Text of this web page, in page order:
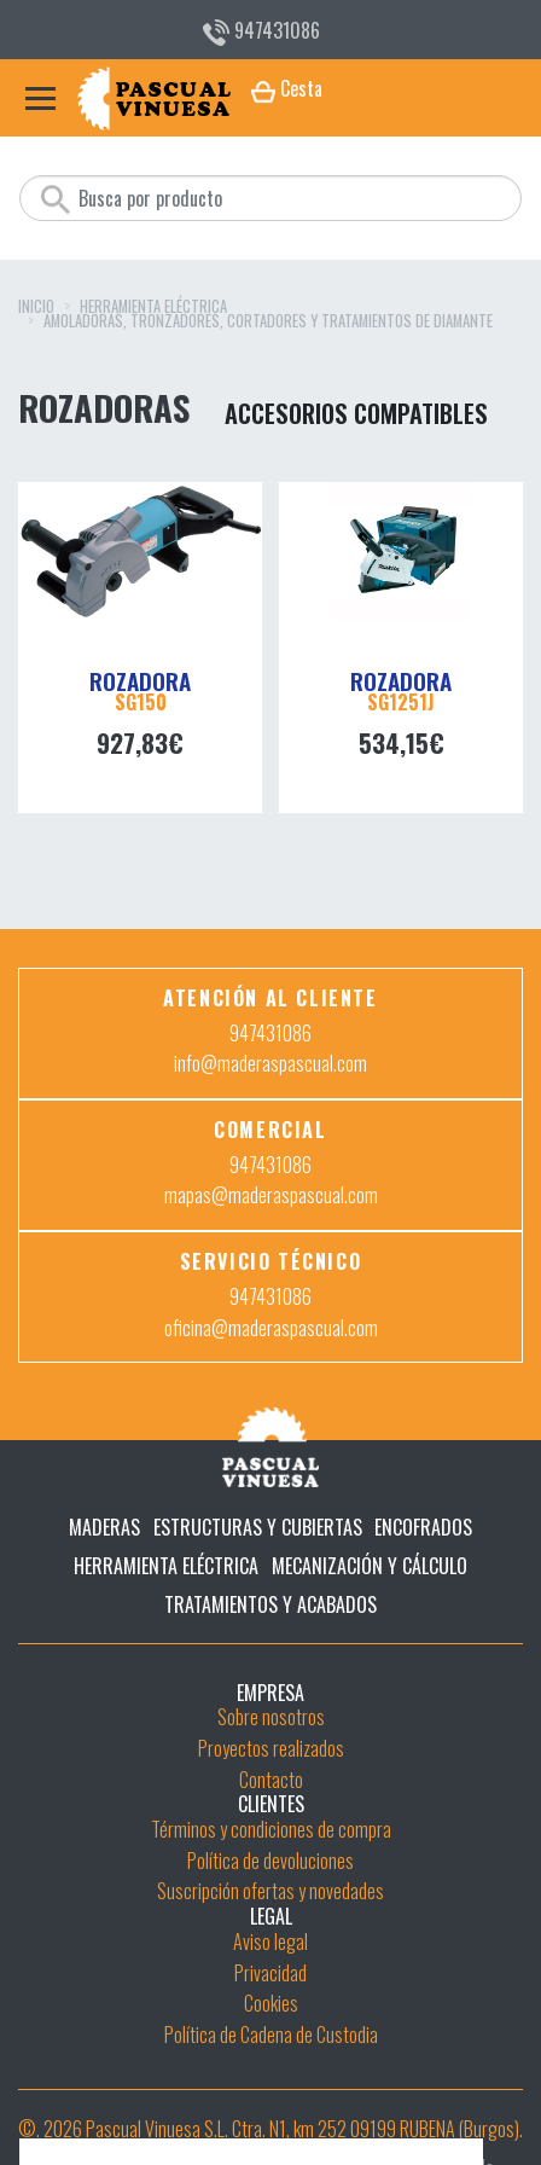
947431086
Cesta
INICIO HERRAMIENTA ELÉCTRICA
AMOLADORAS, TRONZADORES, CORTADORES Y TRATAMIENTOS DE DIAMANTE
ROZADORAS ACCESORIOS COMPATIBLES
ROZADORA
SG150
927,83€
ROZADORA
SG1251J
534,15€
ATENCIÓN AL CLIENTE
947431086
info@maderaspascual.com
COMERCIAL
947431086
mapas@maderaspascual.com
SERVICIO TÉCNICO
947431086
oficina@maderaspascual.com
MADERAS ESTRUCTURAS Y CUBIERTAS ENCOFRADOS
HERRAMIENTA ELÉCTRICA MECANIZACIÓN Y CÁLCULO
TRATAMIENTOS Y ACABADOS
EMPRESA
Sobre nosotros
Proyectos realizados
Contacto
CLIENTES
Términos y condiciones de compra
Política de devoluciones
Suscripción ofertas y novedades
LEGAL
Aviso legal
Privacidad
Cookies
Política de Cadena de Custodia
©. 2026 Pascual Vinuesa S.L. Ctra. N1, km 252 09199 RUBENA (Burgos).